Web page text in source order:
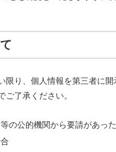
限り、個人情報を第三者に
了承ください。
の公的機関から要請があっ